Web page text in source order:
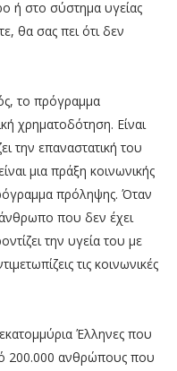
ή στο σύστημα υγείας
θα σας πει ότι δεν
το πρόγραμμα
χρηματοδότηση. Είναι
την επαναστατική του
μια πράξη κοινωνικής
πρόληψης. Όταν
που δεν έχει
την υγεία του με
τις κοινωνικές
Έλληνες που
200.000 ανθρώπους που